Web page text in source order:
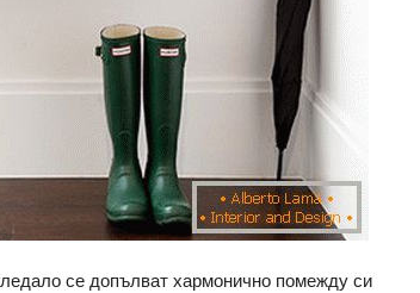
се допълват хармонично помежду си